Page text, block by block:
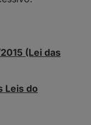
(Lei das
Leis do